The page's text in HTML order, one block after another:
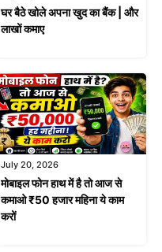
घर बैठे खोले अपना खुद का बैंक | और
लाखों कमाए
July 20, 2026
मोबाइल फोन हाथ में है तो आज से
कमाओ ₹50 हजार महिना ये काम
करों